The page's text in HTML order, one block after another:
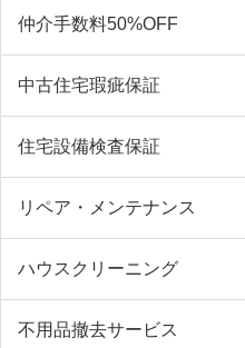
仲介手数料50%OFF
中古住宅瑕疵保証
住宅設備検査保証
リペア・メンテナンス
ハウスクリーニング
不用品撤去サービス